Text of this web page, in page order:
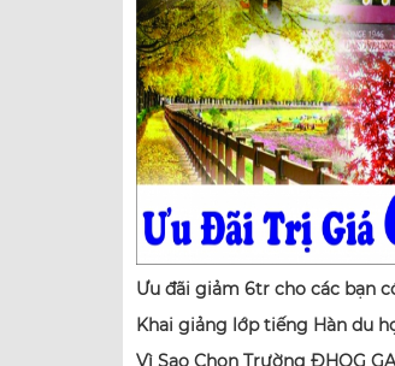
Ưu đãi giảm 6tr cho các bạn
Khai giảng lớp tiếng Hàn du
Vì Sao Chọn Trường ĐHQG